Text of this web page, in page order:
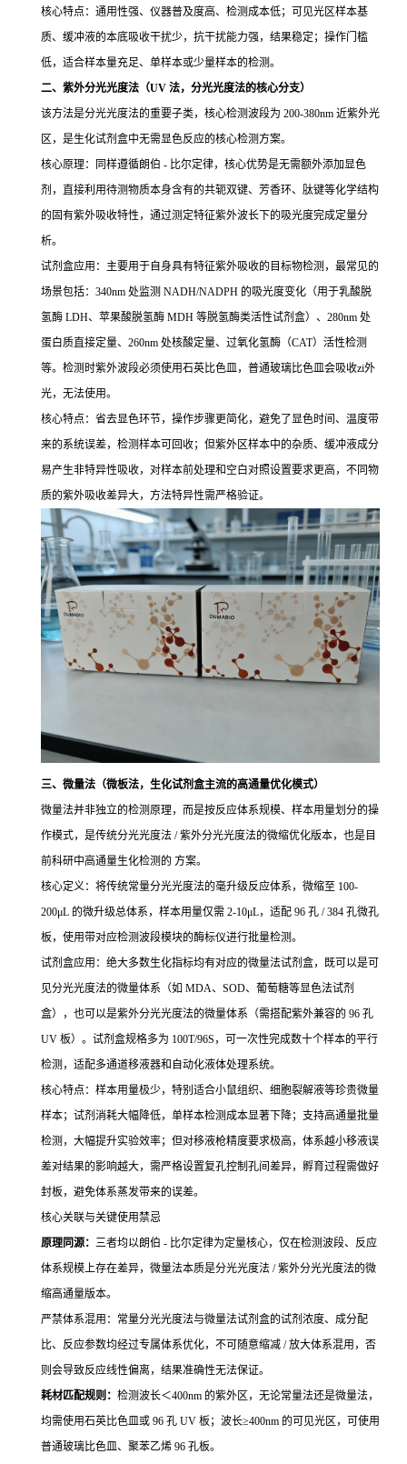
核心特点：通用性强、仪器普及度高、检测成本低；可见光区样本基
质、缓冲液的本底吸收干扰少，抗干扰能力强，结果稳定；操作门槛
低，适合样本量充足、单样本或少量样本的检测。
二、紫外分光光度法（UV 法，分光光度法的核心分支）
该方法是分光光度法的重要子类，核心检测波段为 200-380nm 近紫外光
区，是生化试剂盒中无需显色反应的核心检测方案。
核心原理：同样遵循朗伯 - 比尔定律，核心优势是无需额外添加显色
剂，直接利用待测物质本身含有的共轭双键、芳香环、肽键等化学结构
的固有紫外吸收特性，通过测定特征紫外波长下的吸光度完成定量分
析。
试剂盒应用：主要用于自身具有特征紫外吸收的目标物检测，最常见的
场景包括：340nm 处监测 NADH/NADPH 的吸光度变化（用于乳酸脱
氢酶 LDH、苹果酸脱氢酶 MDH 等脱氢酶类活性试剂盒）、280nm 处
蛋白质直接定量、260nm 处核酸定量、过氧化氢酶（CAT）活性检测
等。检测时紫外波段必须使用石英比色皿，普通玻璃比色皿会吸收zi外
光，无法使用。
核心特点：省去显色环节，操作步骤更简化，避免了显色时间、温度带
来的系统误差，检测样本可回收；但紫外区样本中的杂质、缓冲液成分
易产生非特异性吸收，对样本前处理和空白对照设置要求更高，不同物
质的紫外吸收差异大，方法特异性需严格验证。
三、微量法（微板法，生化试剂盒主流的高通量优化模式）
微量法并非独立的检测原理，而是按反应体系规模、样本用量划分的操
作模式，是传统分光光度法 / 紫外分光光度法的微缩优化版本，也是目
前科研中高通量生化检测的 方案。
核心定义：将传统常量分光光度法的毫升级反应体系，微缩至 100-
200μL 的微升级总体系，样本用量仅需 2-10μL，适配 96 孔 / 384 孔微孔
板，使用带对应检测波段模块的酶标仪进行批量检测。
试剂盒应用：绝大多数生化指标均有对应的微量法试剂盒，既可以是可
见分光光度法的微量体系（如 MDA、SOD、葡萄糖等显色法试剂
盒），也可以是紫外分光光度法的微量体系（需搭配紫外兼容的 96 孔
UV 板）。试剂盒规格多为 100T/96S，可一次性完成数十个样本的平行
检测，适配多通道移液器和自动化液体处理系统。
核心特点：样本用量极少，特别适合小鼠组织、细胞裂解液等珍贵微量
样本；试剂消耗大幅降低，单样本检测成本显著下降；支持高通量批量
检测，大幅提升实验效率；但对移液枪精度要求极高，体系越小移液误
差对结果的影响越大，需严格设置复孔控制孔间差异，孵育过程需做好
封板，避免体系蒸发带来的误差。
核心关联与关键使用禁忌
原理同源： 三者均以朗伯 - 比尔定律为定量核心，仅在检测波段、反应
体系规模上存在差异，微量法本质是分光光度法 / 紫外分光光度法的微
缩高通量版本。
严禁体系混用：常量分光光度法与微量法试剂盒的试剂浓度、成分配
比、反应参数均经过专属体系优化，不可随意缩减 / 放大体系混用，否
则会导致反应线性偏离，结果准确性无法保证。
耗材匹配规则： 检测波长＜400nm 的紫外区，无论常量法还是微量法，
均需使用石英比色皿或 96 孔 UV 板；波长≥400nm 的可见光区，可使用
普通玻璃比色皿、聚苯乙烯 96 孔板。